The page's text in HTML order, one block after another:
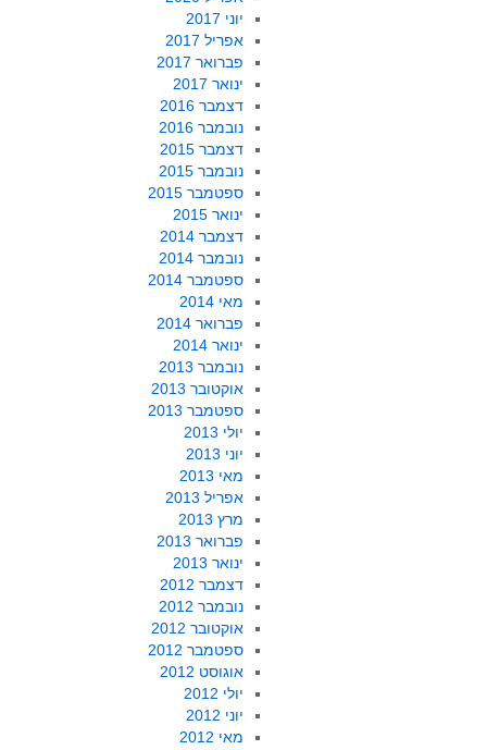
יוני 2017
אפריל 2017
פברואר 2017
ינואר 2017
דצמבר 2016
נובמבר 2016
דצמבר 2015
נובמבר 2015
ספטמבר 2015
ינואר 2015
דצמבר 2014
נובמבר 2014
ספטמבר 2014
מאי 2014
פברואר 2014
ינואר 2014
נובמבר 2013
אוקטובר 2013
ספטמבר 2013
יולי 2013
יוני 2013
מאי 2013
אפריל 2013
מרץ 2013
פברואר 2013
ינואר 2013
דצמבר 2012
נובמבר 2012
אוקטובר 2012
ספטמבר 2012
אוגוסט 2012
יולי 2012
יוני 2012
מאי 2012